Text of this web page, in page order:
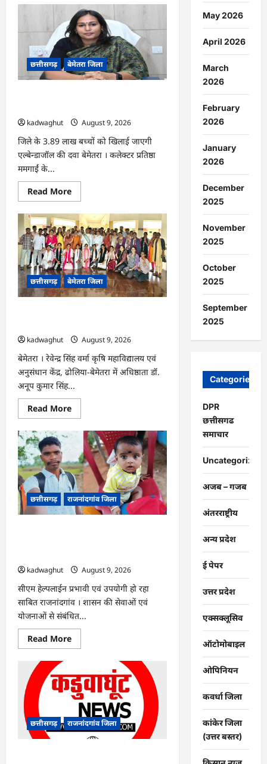
CG
:
राष्ट्रीय
स्तर
पर
बेमेतरा
का
गौरव
बढ़ाने
वाले
छत्तीसगढ़ बेमेतरा जिला
kadwaghut
August 9, 2026
जिले के 3.89 लाख बच्चों को खिलाई जाएगी
एल्बेन्डाजॉल की दवा बेमेतरा । कलेक्टर प्रतिष्ठा
ममगाईं के...
Read MoreRead
more
CG
:
10
अगस्त
को
राष्ट्रीय
कृमि
मुक्ति
दिवस
का
आयोजन…
छत्तीसगढ़ बेमेतरा जिला
kadwaghut
August 9, 2026
बेमेतरा । रेवेन्द्र सिंह वर्मा कृषि महाविद्यालय एवं
अनुसंधान केंद्र, ढोलिया-बेमेतरा में अधिष्ठाता डॉ.
अनूप कुमार सिंह...
Read MoreRead
more
CG
पर्यावरण
संरक्षण
एवं
आपदा
प्रबंधन
पर
एक
दिवसीय
कार्यशाला
छत्तीसगढ़ राजनांदगांव जिला
kadwaghut
August 9, 2026
सीएम हेल्पलाईन प्रभावी एवं उपयोगी हो रहा
साबित राजनांदगांव । शासन की सेवाओं एवं
योजनाओं से संबंधित...
Read MoreRead
more
सीएम
हेल्पलाइन
में
आवेदन
बाद
केवल
छत्तीसगढ़ राजनांदगांव जिला
May 2026
April 2026
March
2026
February
2026
January
2026
December
2025
November
2025
October
2025
September
2025
Categories
DPR
छत्तीसगढ
समाचार
Uncategorized
अजब – गजब
अंतरराष्ट्रीय
अन्य प्रदेश
ई पेपर
उत्तर प्रदेश
एक्सक्लूसिव
ऑटोमोबाइल
ओपिनियन
कवर्धा जिला
कांकेर जिला
(उत्तर बस्तर)